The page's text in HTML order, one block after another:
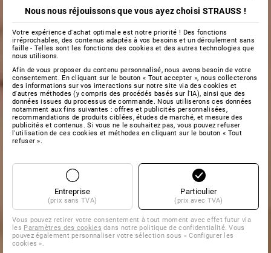
Nous nous réjouissons que vous ayez choisi STRAUSS !
Votre expérience d'achat optimale est notre priorité ! Des fonctions
irréprochables, des contenus adaptés à vos besoins et un déroulement sans
faille - Telles sont les fonctions des cookies et des autres technologies que
nous utilisons.
Afin de vous proposer du contenu personnalisé, nous avons besoin de votre
consentement. En cliquant sur le bouton « Tout accepter », nous collecterons
des informations sur vos interactions sur notre site via des cookies et
d'autres méthodes (y compris des procédés basés sur l'IA), ainsi que des
données issues du processus de commande. Nous utiliserons ces données
notamment aux fins suivantes : offres et publicités personnalisées,
recommandations de produits ciblées, études de marché, et mesure des
publicités et contenus. Si vous ne le souhaitez pas, vous pouvez refuser
l'utilisation de ces cookies et méthodes en cliquant sur le bouton « Tout
refuser ».
Entreprise
(prix sans TVA)
Particulier
(prix avec TVA)
Vous pouvez retirer votre consentement à tout moment avec effet futur via
les Paramètres des cookies dans notre politique de confidentialité. Vous
pouvez également personnaliser votre sélection sous « Configurer les
cookies ».